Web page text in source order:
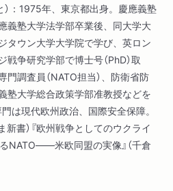
くる
力できるのか
抑止できるのか
の平和
）：1975年、東京都出身。慶應義塾
義塾大学法学部卒業後、同大学大
タウン大学大学院で学び、英ロン
争研究学部で博士号（PhD）取
調査員（NATO担当）、防衛省防
塾大学総合政策学部准教授などを
は現代欧州政治、国際安全保障。
新書）『欧州戦争としてのウクライ
るNATO――米欧同盟の実像』（千倉